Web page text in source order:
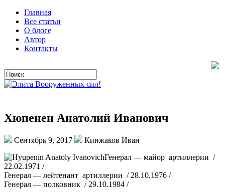
Главная
Все статьи
О блоге
Автор
Контакты
Хюпенен Анатолий Иванович
Сентябрь 9, 2017
Кинжаков Иван
Генерал — майор артиллерии /
22.02.1971 /
Генерал — лейтенант артиллерии / 28.10.1976 /
Генерал — полковник / 29.10.1984 /